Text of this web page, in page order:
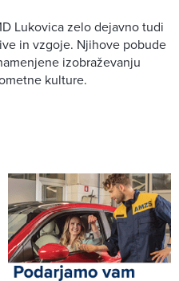
Lukovica zelo dejavno tudi
in vzgoje. Njihove pobude
izobraževanju
kulture.